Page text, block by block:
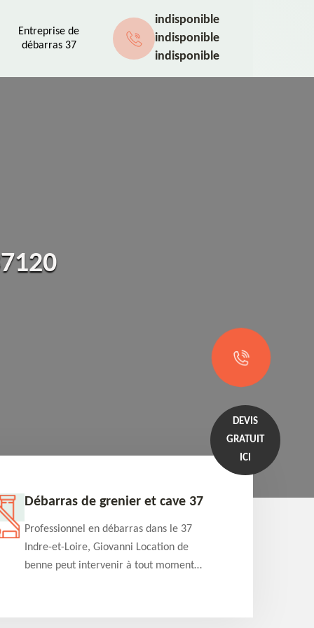
Entreprise de
débarras 37
indisponible
indisponible
indisponible
DEVIS
GRATUIT
ICI
Débarras de grenier et cave 37
Professionnel en débarras dans le 37
Indre-et-Loire, Giovanni Location de
benne peut intervenir à tout moment
détaillé offert